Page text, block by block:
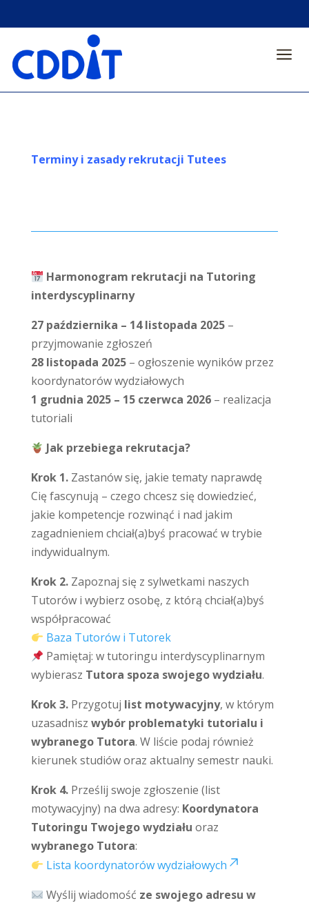
a
Terminy i zasady rekrutacji Tutees
Harmonogram rekrutacji na Tutoring
interdyscyplinarny
27 października – 14 listopada 2025–
przyjmowanie zgłoszeń
28 listopada 2025– ogłoszenie wyników przez
koordynatorów wydziałowych
1 grudnia 2025 – 15 czerwca 2026– realizacja
tutoriali
Jak przebiega rekrutacja?
Krok 1.Zastanów się, jakie tematy naprawdę
Cię fascynują – czego chcesz się dowiedzieć,
jakie kompetencje rozwinąć i nad jakim
zagadnieniem chciał(a)byś pracować w trybie
indywidualnym.
Krok 2.Zapoznaj się z sylwetkami naszych
Tutorów i wybierz osobę, z którą chciał(a)byś
współpracować
Baza Tutorów i Tutorek
Pamiętaj: w tutoringu interdyscyplinarnym
wybierasz Tutora spoza swojego wydziału.
Krok 3.Przygotuj list motywacyjny, w którym
uzasadnisz wybór problematyki tutorialu i
wybranego Tutora. W liście podaj również
kierunek studiów oraz aktualny semestr nauki.
Krok 4.Prześlij swoje zgłoszenie (list
motywacyjny) na dwa adresy: Koordynatora
Tutoringu Twojego wydziału oraz
wybranego Tutora:
Lista koordynatorów wydziałowych
Wyślij wiadomość ze swojego adresu w